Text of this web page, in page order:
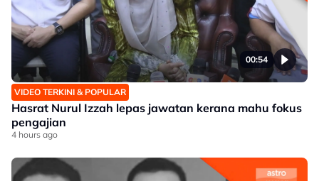
00:54
VIDEO TERKINI & POPULAR
Hasrat Nurul Izzah lepas jawatan kerana mahu fokus
pengajian
4 hours ago